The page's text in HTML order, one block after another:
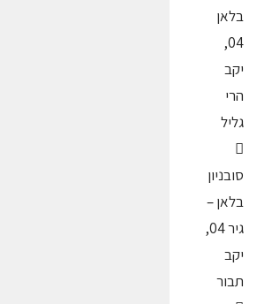
בלאן
04,
יקב
הרי
גליל

סובניון
בלאן –
גיר 04,
יקב
תבור